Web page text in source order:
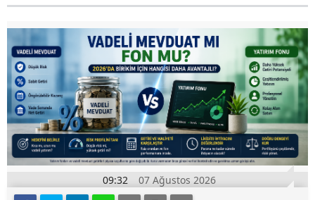
09:32 07 Ağustos 2026